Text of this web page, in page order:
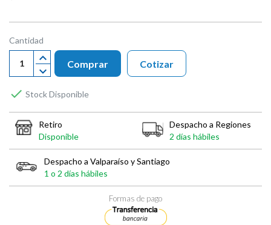
Cantidad
Comprar
 Stock Disponible
Cotizar
Retiro
Disponible
Despacho a Regiones
2 días hábiles
Despacho a Valparaíso y Santiago
1 o 2 días hábiles
Formas de pago